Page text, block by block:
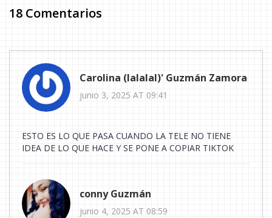
18 Comentarios
Carolina (lalalal)' Guzmán Zamora
junio 3, 2025 AT 09:41
ESTO ES LO QUE PASA CUANDO LA TELE NO TIENE
IDEA DE LO QUE HACE Y SE PONE A COPIAR TIKTOK
conny Guzmán
junio 4, 2025 AT 08:59